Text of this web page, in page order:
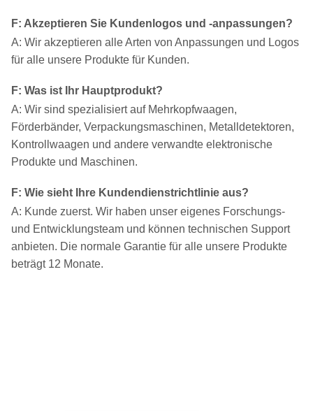
F: Akzeptieren Sie Kundenlogos und -anpassungen?
A: Wir akzeptieren alle Arten von Anpassungen und Logos
für alle unsere Produkte für Kunden.
F: Was ist Ihr Hauptprodukt?
A: Wir sind spezialisiert auf Mehrkopfwaagen,
Förderbänder, Verpackungsmaschinen, Metalldetektoren,
Kontrollwaagen und andere verwandte elektronische
Produkte und Maschinen.
F: Wie sieht Ihre Kundendienstrichtlinie aus?
A: Kunde zuerst. Wir haben unser eigenes Forschungs-
und Entwicklungsteam und können technischen Support
anbieten. Die normale Garantie für alle unsere Produkte
beträgt 12 Monate.